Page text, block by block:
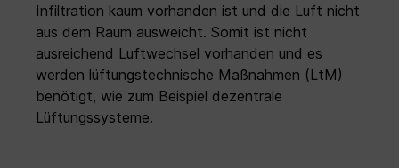
Infiltration kaum vorhanden ist und die Luft nicht
aus dem Raum ausweicht. Somit ist nicht
ausreichend Luftwechsel vorhanden und es
werden lüftungstechnische Maßnahmen (LtM)
benötigt, wie zum Beispiel dezentrale
Lüftungssysteme.